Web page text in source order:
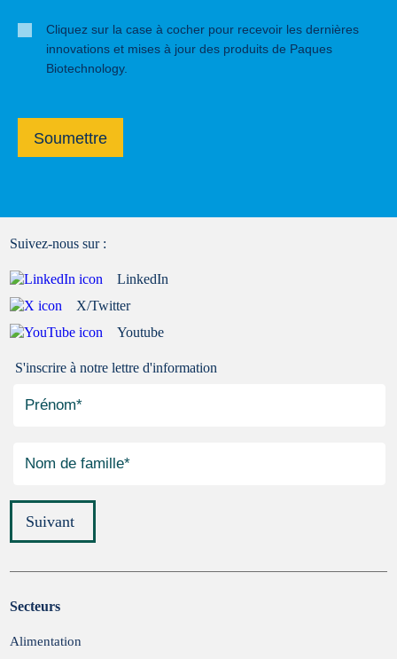
Cliquez sur la case à cocher pour recevoir les dernières
innovations et mises à jour des produits de Paques
Biotechnology.
Soumettre
S'inscrire à notre lettre d'information
Suivant
Soumettre
Suivez-nous sur :
LinkedIn
X/Twitter
Youtube
Secteurs
Alimentation